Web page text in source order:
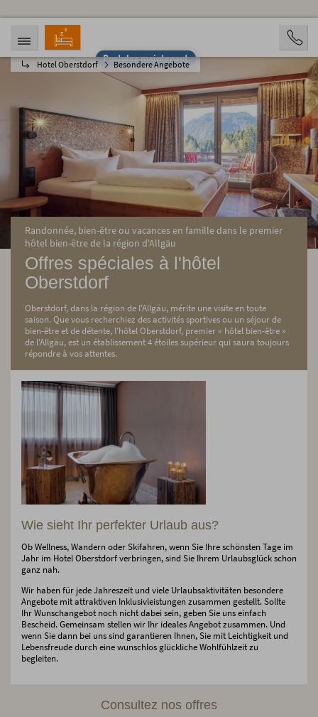
Postulez maintenant
Hotel Oberstdorf Besondere Angebote
ARRIVÉE DÉPART
12.08.2026
2 Personen
RÉSERVATION
Randonnée, bien-être ou vacances en famille dans le premier
hôtel bien-être de la région d'Allgäu
Offres spéciales à l'hôtel
Oberstdorf
Oberstdorf, dans la région de l'Allgäu, mérite une visite en toute
saison. Que vous recherchiez des activités sportives ou un séjour de
bien-être et de détente, l'hôtel Oberstdorf, premier « hôtel bien-être »
de l'Allgäu, est un établissement 4 étoiles supérieur qui saura toujours
répondre à vos attentes.
Wie sieht Ihr perfekter Urlaub aus?
Ob Wellness, Wandern oder Skifahren, wenn Sie Ihre schönsten Tage im
Jahr im Hotel Oberstdorf verbringen, sind Sie Ihrem Urlaubsglück schon
ganz nah.
Wir haben für jede Jahreszeit und viele Urlaubsaktivitäten besondere
Angebote mit attraktiven Inklusivleistungen zusammen gestellt. Sollte
Ihr Wunschangebot noch nicht dabei sein, geben Sie uns einfach
Bescheid. Gemeinsam stellen wir Ihr ideales Angebot zusammen. Und
wenn Sie dann bei uns sind garantieren Ihnen, Sie mit Leichtigkeit und
Lebensfreude durch eine wunschlos glückliche Wohlfühlzeit zu
begleiten.
Consultez nos offres